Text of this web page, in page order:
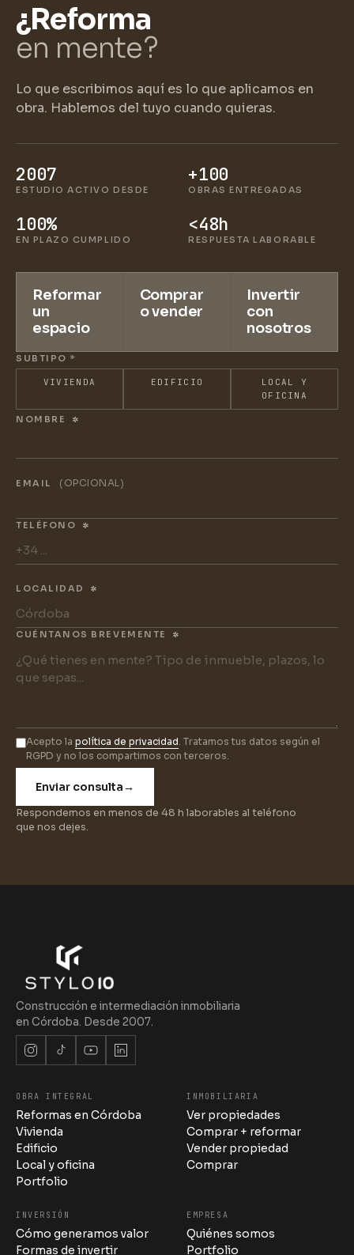
¿Reforma
en mente?
Lo que escribimos aquí es lo que aplicamos en
obra. Hablemos del tuyo cuando quieras.
2007
ESTUDIO ACTIVO DESDE
+100
OBRAS ENTREGADAS
100%
EN PLAZO CUMPLIDO
<48h
RESPUESTA LABORABLE
Reformar
un
espacio
Comprar
o vender
Invertir
con
nosotros
SUBTIPO *
VIVIENDA EDIFICIO
LOCAL Y
OFICINA
NOMBRE *
EMAIL (OPCIONAL)
TELÉFONO *
LOCALIDAD *
CUÉNTANOS BREVEMENTE *
Acepto la política de privacidad . Tratamos tus datos según el
RGPD y no los compartimos con terceros.
Enviar consulta→
Respondemos en menos de 48 h laborables al teléfono
que nos dejes.
Construcción e intermediación inmobiliaria
en Córdoba. Desde 2007.
OBRA INTEGRAL
Reformas en Córdoba
Vivienda
Edificio
Local y oficina
Portfolio
INMOBILIARIA
Ver propiedades
Comprar + reformar
Vender propiedad
Comprar
INVERSIÓN
Cómo generamos valor
Formas de invertir
EMPRESA
Quiénes somos
Portfolio
Stylo 10 · Estudio